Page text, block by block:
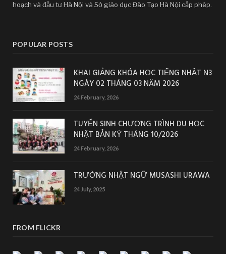
hoạch và đầu tư Hà Nội và Sở giáo dục Đào Tạo Hà Nội cấp phép.
POPULAR POSTS
KHAI GIẢNG KHÓA HỌC TIẾNG NHẬT N3
NGÀY 02 THÁNG 03 NĂM 2026
24 February, 2026
TUYỂN SINH CHƯƠNG TRÌNH DU HỌC
NHẬT BẢN KỲ THÁNG 10/2026
24 February, 2026
TRƯỜNG NHẬT NGỮ MUSASHI URAWA
24 July, 2025
FROM FLICKR